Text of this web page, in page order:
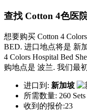
查找 Cotton 4色医
想要购买 Cotton 4
BED. 进口地点将是 新
4 Colors Hospital Bed
购地点是 波兰. 我们最
进口到: 新加坡
所需数量: 260 Sets
收到的报价:23